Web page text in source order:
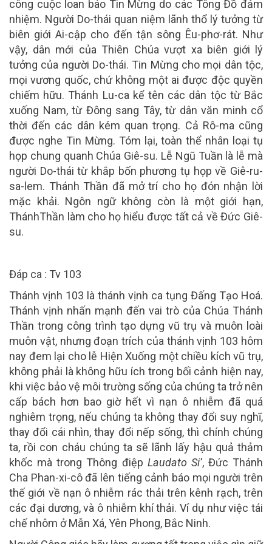
công cuộc loan báo Tin Mừng do các Tông Đồ đảm
nhiệm. Người Do-thái quan niệm lãnh thổ lý tưởng từ
biên giới Ai-cập cho đến tận sông Êu-phơ-rát. Như
vậy, dân mới của Thiên Chúa vượt xa biên giới lý
tưởng của người Do-thái. Tin Mừng cho mọi dân tộc,
mọi vương quốc, chứ không một ai được độc quyền
chiếm hữu. Thánh Lu-ca kể tên các dân tộc từ Bắc
xuống Nam, từ Đông sang Tây, từ dân văn minh cổ
thời đến các dân kém quan trọng. Cả Rô-ma cũng
được nghe Tin Mừng. Tóm lại, toàn thể nhân loại tụ
họp chung quanh Chúa Giê-su. Lễ Ngũ Tuần là lễ mà
người Do-thái từ khắp bốn phương tụ họp về Giê-ru-
sa-lem. Thánh Thần đã mở trí cho họ đón nhận lời
mặc khải. Ngôn ngữ không còn là một giới hạn,
ThánhThần làm cho họ hiểu được tất cả về Đức Giê-
su.
Đáp ca : Tv 103
Thánh vịnh 103 là thánh vịnh ca tụng Đấng Tạo Hoá.
Thánh vịnh nhấn mạnh đến vai trò của Chúa Thánh
Thần trong công trình tạo dựng vũ trụ và muôn loài
muôn vật, nhưng đoạn trích của thánh vịnh 103 hôm
nay đem lại cho lễ Hiện Xuống một chiều kích vũ trụ,
không phải là không hữu ích trong bối cảnh hiện nay,
khi việc bảo vệ môi trường sống của chúng ta trở nên
cấp bách hơn bao giờ hết vì nạn ô nhiễm đã quá
nghiêm trọng, nếu chúng ta không thay đổi suy nghĩ,
thay đổi cái nhìn, thay đổi nếp sống, thì chính chúng
ta, rồi con cháu chúng ta sẽ lãnh lấy hậu quả thảm
khốc mà trong Thông điệp Laudato Si’, Đức Thánh
Cha Phan-xi-cô đã lên tiếng cảnh báo mọi người trên
thế giới về nạn ô nhiễm rác thải trên kênh rạch, trên
các đại dương, và ô nhiễm khí thải. Ví dụ như việc tái
chế nhôm ở Mẫn Xá, Yên Phong, Bắc Ninh.